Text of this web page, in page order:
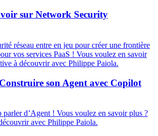
sur Network Security
réseau entre en jeu pour créer une frontière
vos services PaaS ! Vous voulez en savoir
à découvrir avec Philippe Paiola.
Construire son Agent avec Copilot
parler d’Agent ! Vous voulez en savoir plus ?
avec Philippe Paiola.